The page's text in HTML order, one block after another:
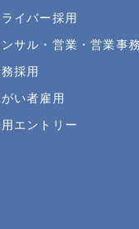
ライバー採用
ンサル・営業・営業事
採用
い者雇用
エントリー